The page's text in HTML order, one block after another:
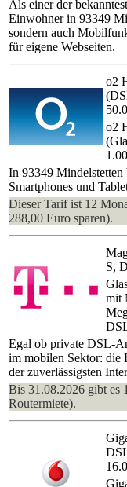
Als einer der
Einwohner in 93349
sondern auch
für eigene Webseiten.
o2
o2
In 93349
Smartphones und
Dieser Tarif ist 12
288,00 Euro sparen).
S,
mit
Egal ob private DSL-
im mobilen Sektor: die
der zuverlässigsten
Bis 31.08.2026 gibt es
Routermiete).